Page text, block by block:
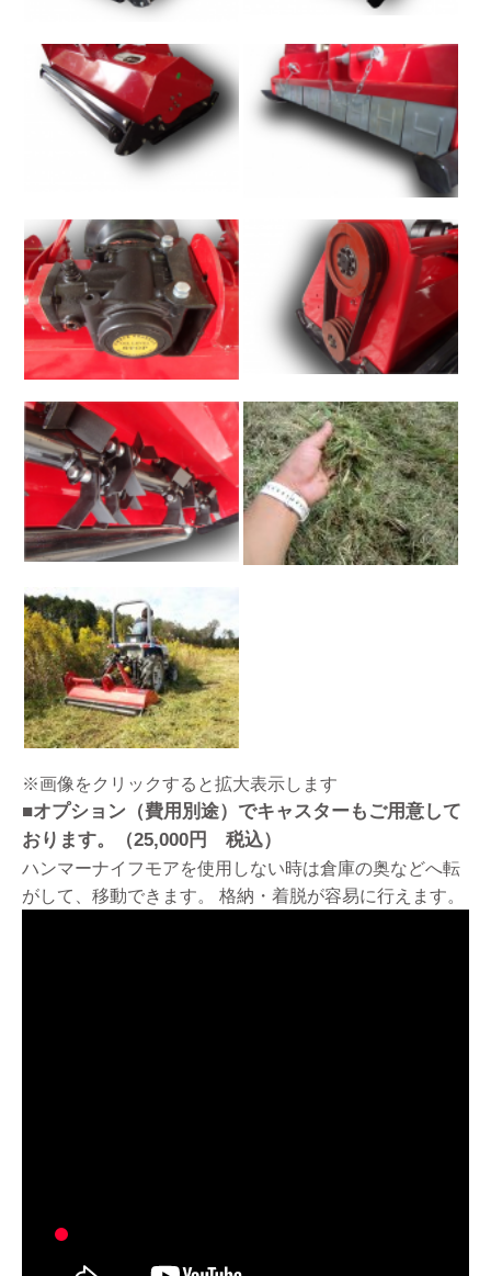
※画像をクリックすると拡大表示します
■オプション（費用別途）でキャスターもご用意して
おります。（25,000円 税込）
ハンマーナイフモアを使用しない時は倉庫の奥などへ転
がして、移動できます。 格納・着脱が容易に行えます。